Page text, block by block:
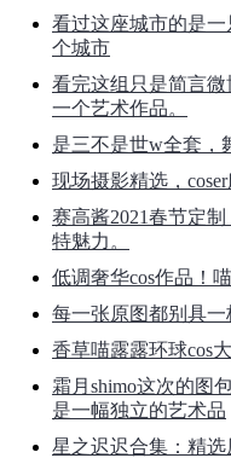
看过这座城市的是
个城市
看完这组只是简言
一个艺术作品。
是三不是世w全套，
现场摄影精选，
赛高酱2021春节定
特魅力。
低调奢华cos作品！
每一张原图都别具一
香草喵露露环球cos
霜月shimo这次的图
是一幅独立的艺术品
星之迟迟合集：精